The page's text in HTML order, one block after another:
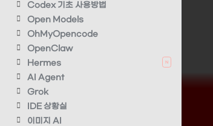
Codex 기초 사용방법
Open Models
OhMyOpencode
OpenClaw
Hermes
N
AI Agent
Grok
IDE 상황실
이미지 AI